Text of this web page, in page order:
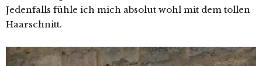
Jedenfalls fühle ich mich absolut wohl mit dem tollen
Haarschnitt.